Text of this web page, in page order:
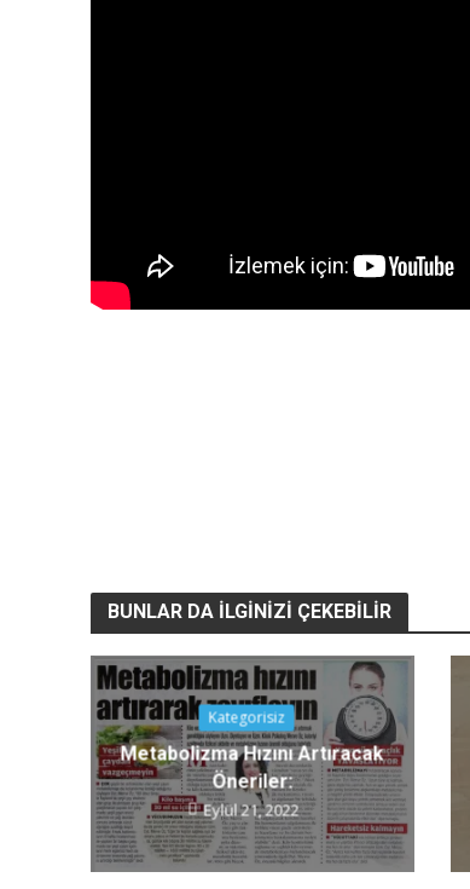
BUNLAR DA İLGINIZI ÇEKEBILIR
Kategorisiz
Metabolizma Hızını Artıracak
Öneriler:
Eylül 21, 2022